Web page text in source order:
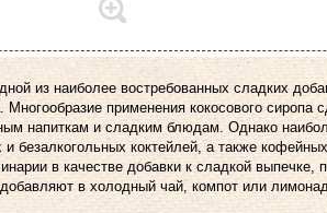
из наиболее востребованных сладких
применения кокосового сиропа
напиткам и сладким блюдам. Однако
безалкогольных коктейлей, а также
в качестве добавки к сладкой
в холодный чай, компот или